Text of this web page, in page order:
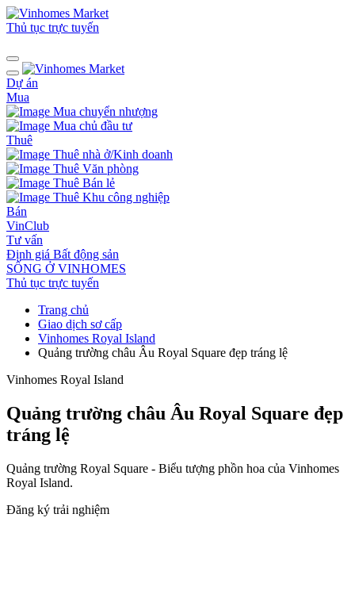
Thủ tục trực tuyến
Dự án
Mua
Mua chuyển nhượng
Mua chủ đầu tư
Thuê
Thuê nhà ở/Kinh doanh
Thuê Văn phòng
Thuê Bán lẻ
Thuê Khu công nghiệp
Bán
VinClub
Tư vấn
Định giá Bất động sản
SỐNG Ở VINHOMES
Thủ tục trực tuyến
Trang chủ
Giao dịch sơ cấp
Vinhomes Royal Island
Quảng trường châu Âu Royal Square đẹp tráng lệ
Vinhomes Royal Island
Quảng trường châu Âu Royal Square đẹp
tráng lệ
Quảng trường Royal Square - Biểu tượng phồn hoa của Vinhomes
Royal Island.
Đăng ký trải nghiệm